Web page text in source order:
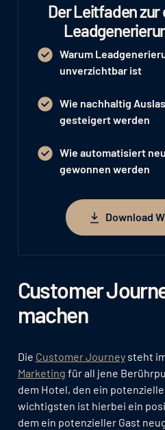
Customer
machen
Die Customer Journeysteht
Marketing für all jene
dem Hotel, den ein
wichtigsten ist hierbei ein
dem ein potenzieller Gast
Der Leitfaden
Warum
unverzichtbar ist
Wie nachhaltig
gesteigert werden
Wie automatisiert
gewonnen werden
DownloadDownload